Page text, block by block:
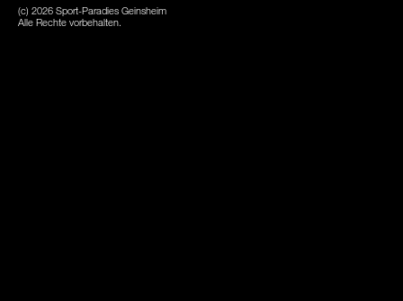
(c) 2026 Sport-Paradies Geinsheim
Alle Rechte vorbehalten.